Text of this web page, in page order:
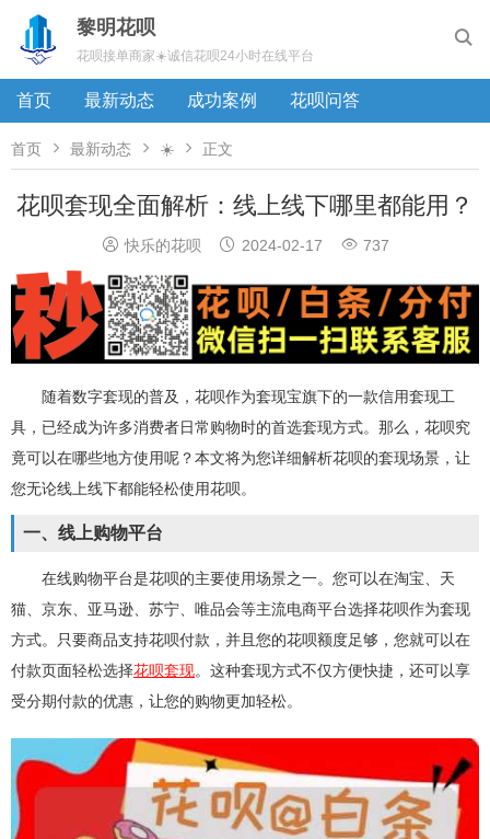

黎明花呗
花呗接单商家☀️诚信花呗24小时在线平台
首页 最新动态 成功案例 花呗问答
首页  最新动态  ☀️  正文
花呗套现全面解析：线上线下哪里都能用？
 快乐的花呗  2024-02-17  737
随着数字套现的普及，花呗作为套现宝旗下的一款信用套现工
具，已经成为许多消费者日常购物时的首选套现方式。那么，花呗究
竟可以在哪些地方使用呢？本文将为您详细解析花呗的套现场景，让
您无论线上线下都能轻松使用花呗。
一、线上购物平台
在线购物平台是花呗的主要使用场景之一。您可以在淘宝、天
猫、京东、亚马逊、苏宁、唯品会等主流电商平台选择花呗作为套现
方式。只要商品支持花呗付款，并且您的花呗额度足够，您就可以在
付款页面轻松选择花呗套现。这种套现方式不仅方便快捷，还可以享
受分期付款的优惠，让您的购物更加轻松。